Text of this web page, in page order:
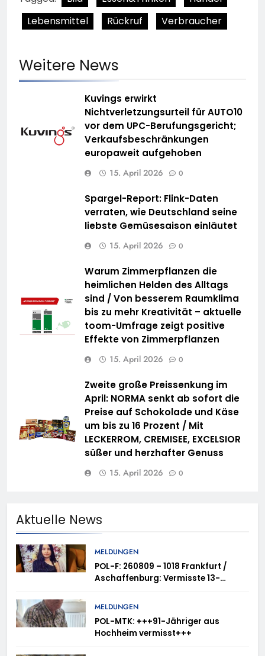
Lebensmittel
Rückruf Verbraucher
Weitere News
Kuvings erwirkt
Nichtverletzungsurteil für AUTO10
vor dem UPC-Berufungsgericht;
Verkaufsbeschränkungen
europaweit aufgehoben
15. April 2026 0
Spargel-Report: Flink-Daten
verraten, wie Deutschland seine
liebste Gemüsesaison einläutet
15. April 2026 0
Warum Zimmerpflanzen die
heimlichen Helden des Alltags
sind / Von besserem Raumklima
bis zu mehr Kreativität – aktuelle
toom-Umfrage zeigt positive
Effekte von Zimmerpflanzen
15. April 2026 0
Zweite große Preissenkung im
April: NORMA senkt ab sofort die
Preise auf Schokolade und Käse
um bis zu 16 Prozent / Mit
LECKERROM, CREMISEE, EXCELSIOR
süßer und herzhafter Genuss
15. April 2026 0
Aktuelle News
MELDUNGEN
POL-F: 260809 – 1018 Frankfurt /
Aschaffenburg: Vermisste 13-
MELDUNGEN
POL-MTK: +++91-Jähriger aus
Hochheim vermisst+++